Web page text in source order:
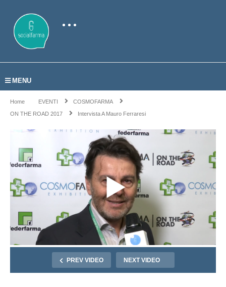
MENU
Home EVENTI
COSMOFARMA
ON THE ROAD 2017
Intervista A Mauro Ferraresi
PREV VIDEO NEXT VIDEO